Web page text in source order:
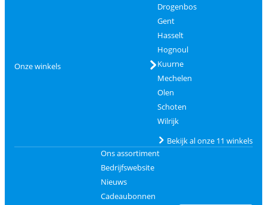
Onze winkels
Drogenbos
Gent
Hasselt
Hognoul
Kuurne
Mechelen
Olen
Schoten
Wilrijk
Bekijk al onze 11 winkels
Ons assortiment
Bedrijfswebsite
Nieuws
Cadeaubonnen